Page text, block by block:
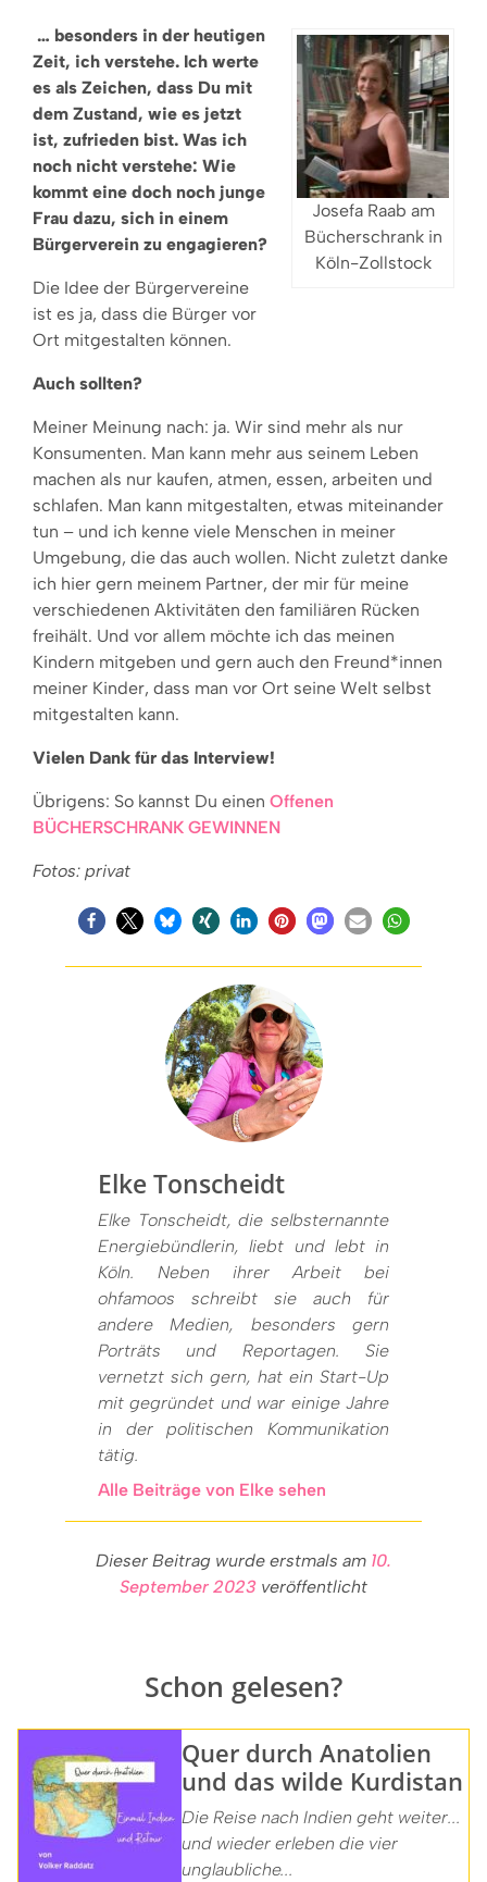
Josefa Raab am
Bücherschrank in
Köln-Zollstock
… besonders in der heutigen
Zeit, ich verstehe. Ich werte
es als Zeichen, dass Du mit
dem Zustand, wie es jetzt
ist, zufrieden bist. Was ich
noch nicht verstehe: Wie
kommt eine doch noch junge
Frau dazu, sich in einem
Bürgerverein zu engagieren?
Die Idee der Bürgervereine
ist es ja, dass die Bürger vor
Ort mitgestalten können.
Auch sollten?
Meiner Meinung nach: ja. Wir sind mehr als nur
Konsumenten. Man kann mehr aus seinem Leben
machen als nur kaufen, atmen, essen, arbeiten und
schlafen. Man kann mitgestalten, etwas miteinander
tun – und ich kenne viele Menschen in meiner
Umgebung, die das auch wollen. Nicht zuletzt danke
ich hier gern meinem Partner, der mir für meine
verschiedenen Aktivitäten den familiären Rücken
freihält. Und vor allem möchte ich das meinen
Kindern mitgeben und gern auch den Freund*innen
meiner Kinder, dass man vor Ort seine Welt selbst
mitgestalten kann.
Vielen Dank für das Interview!
Übrigens: So kannst Du einen Offenen
BÜCHERSCHRANK GEWINNEN
Fotos: privat
Elke Tonscheidt
Elke Tonscheidt, die selbsternannte
Energiebündlerin, liebt und lebt in
Köln. Neben ihrer Arbeit bei
ohfamoos schreibt sie auch für
andere Medien, besonders gern
Porträts und Reportagen. Sie
vernetzt sich gern, hat ein Start-Up
mit gegründet und war einige Jahre
in der politischen Kommunikation
tätig.
Alle Beiträge von Elke sehen
Dieser Beitrag wurde erstmals am 10.
September 2023 veröffentlicht
Schon gelesen?
Quer durch Anatolien
und das wilde Kurdistan
Die Reise nach Indien geht weiter...
und wieder erleben die vier
unglaubliche...